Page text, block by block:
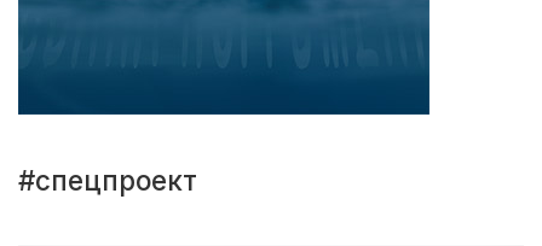
#спецпроект